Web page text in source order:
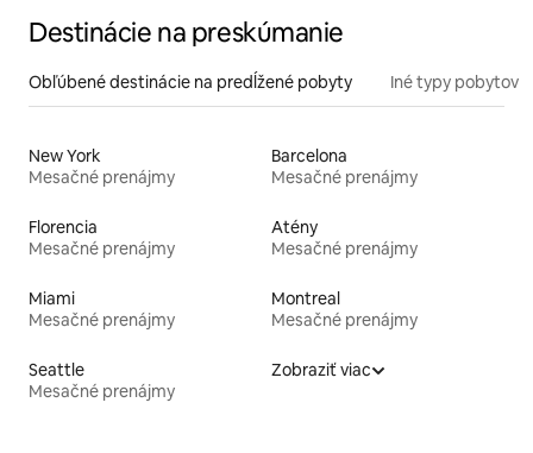
Destinácie na preskúmanie
Obľúbené destinácie na predĺžené pobyty Iné typy pobytov
New York
Mesačné prenájmy
Barcelona
Mesačné prenájmy
Florencia
Mesačné prenájmy
Atény
Mesačné prenájmy
Miami
Mesačné prenájmy
Montreal
Mesačné prenájmy
Seattle
Mesačné prenájmy
Zobraziť viac